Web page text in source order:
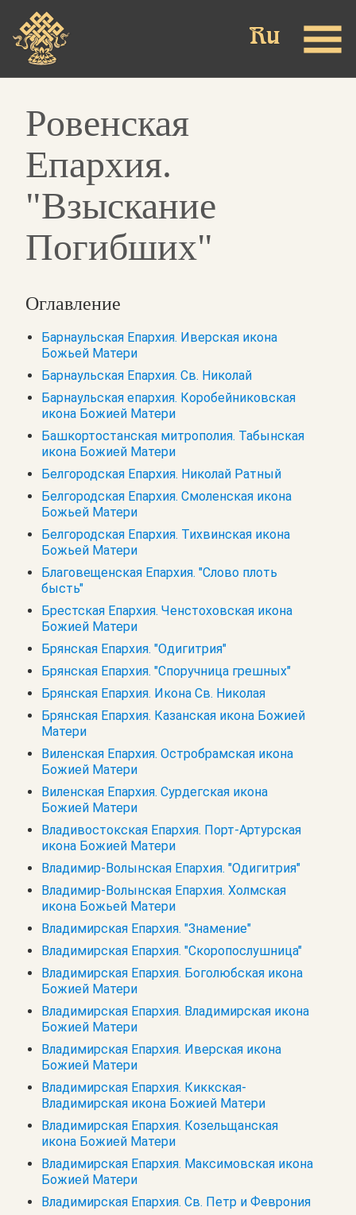
main
content
Ровенская
Епархия.
"Взыскание
Погибших"
Оглавление
Барнаульская Епархия. Иверская икона
Божьей Матери
Барнаульская Епархия. Св. Николай
Барнаульская епархия. Коробейниковская
икона Божией Матери
Башкортостанская митрополия. Табынская
икона Божией Матери
Белгородская Епархия. Николай Ратный
Белгородская Епархия. Смоленская икона
Божьей Матери
Белгородская Епархия. Тихвинская икона
Божьей Матери
Благовещенская Епархия. "Слово плоть
бысть"
Брестская Епархия. Ченстоховская икона
Божией Матери
Брянская Епархия. "Одигитрия"
Брянская Епархия. "Споручница грешных"
Брянская Епархия. Икона Св. Николая
Брянская Епархия. Казанская икона Божией
Матери
Виленская Епархия. Остробрамская икона
Божией Матери
Виленская Епархия. Сурдегская икона
Божией Матери
Владивостокская Епархия. Порт-Артурская
икона Божией Матери
Владимир-Волынская Епархия. "Одигитрия"
Владимир-Волынская Епархия. Холмская
икона Божьей Матери
Владимирская Епархия. "Знамение"
Владимирская Епархия. "Скоропослушница"
Владимирская Епархия. Боголюбская икона
Божией Матери
Владимирская Епархия. Владимирская икона
Божией Матери
Владимирская Епархия. Иверская икона
Божией Матери
Владимирская Епархия. Киккская-
Владимирская икона Божией Матери
Владимирская Епархия. Козельщанская
икона Божией Матери
Владимирская Епархия. Максимовская икона
Божией Матери
Владимирская Епархия. Св. Петр и Феврония